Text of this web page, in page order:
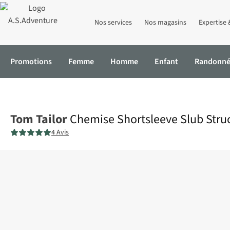
Nos services Nos magasins Expertise
Promotions Femme Homme Enfant
Tom TailorChemise Shortsleeve Slub
4 Avis